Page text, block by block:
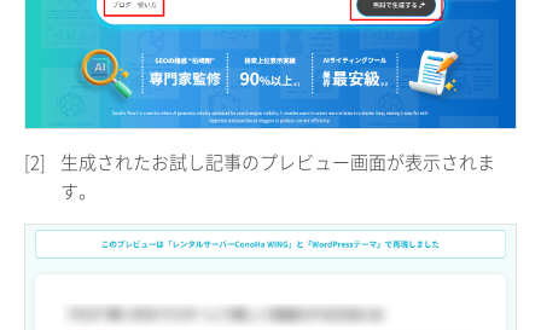
[2]
生成されたお試し記事のプレビュー画面が表示されま
す。